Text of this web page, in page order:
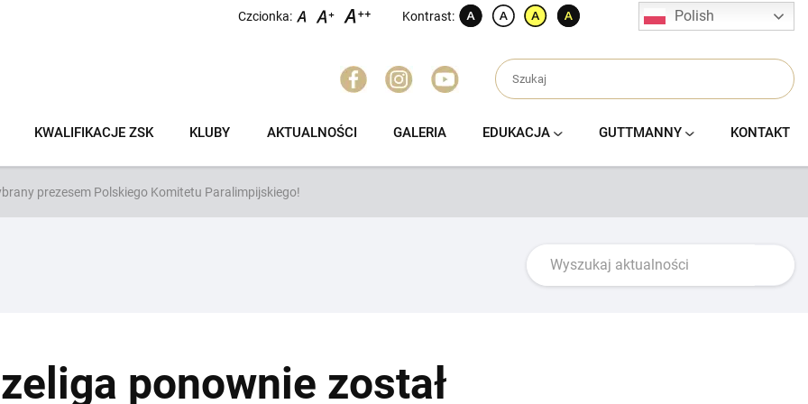
Czcionka: Kontrast: Polish
KWALIFIKACJE ZSK KLUBY AKTUALNOŚCI GALERIA EDUKACJA GUTTMANNY KONTAKT
prezesem Polskiego Komitetu Paralimpijskiego!
ponownie został